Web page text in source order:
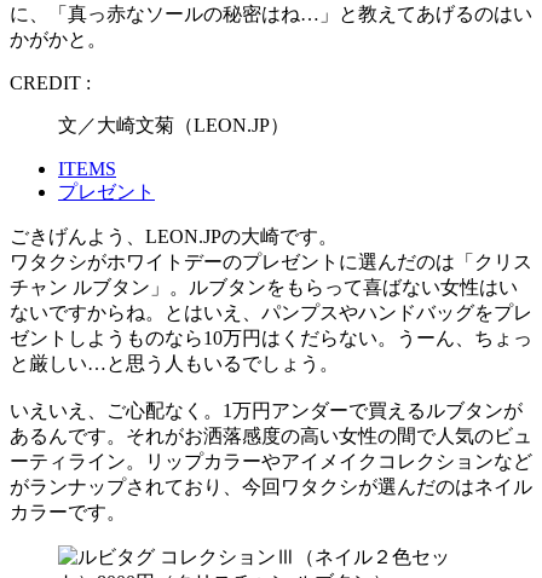
に、「真っ赤なソールの秘密はね…」と教えてあげるのはい
かがかと。
CREDIT :
文／大崎文菊（LEON.JP）
ITEMS
プレゼント
ごきげんよう、LEON.JPの大崎です。
ワタクシがホワイトデーのプレゼントに選んだのは「クリス
チャン ルブタン」。ルブタンをもらって喜ばない女性はい
ないですからね。とはいえ、パンプスやハンドバッグをプレ
ゼントしようものなら10万円はくだらない。うーん、ちょっ
と厳しい…と思う人もいるでしょう。
いえいえ、ご心配なく。1万円アンダーで買えるルブタンが
あるんです。それがお洒落感度の高い女性の間で人気のビュ
ーティライン。リップカラーやアイメイクコレクションなど
がランナップされており、今回ワタクシが選んだのはネイル
カラーです。